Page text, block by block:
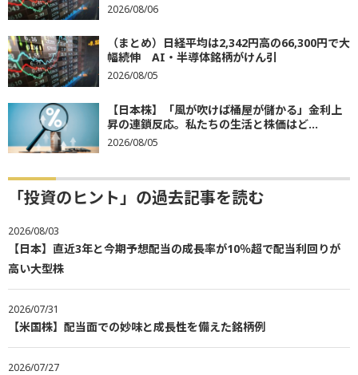
2026/08/06
（まとめ）日経平均は2,342円高の66,300円で大
幅続伸 AI・半導体銘柄がけん引
2026/08/05
【日本株】「風が吹けば桶屋が儲かる」金利上
昇の連鎖反応。私たちの生活と株価はど...
2026/08/05
「投資のヒント」の過去記事を読む
2026/08/03
【日本】直近3年と今期予想配当の成長率が10％超で配当利回りが
高い大型株
2026/07/31
【米国株】配当面での妙味と成長性を備えた銘柄例
2026/07/27